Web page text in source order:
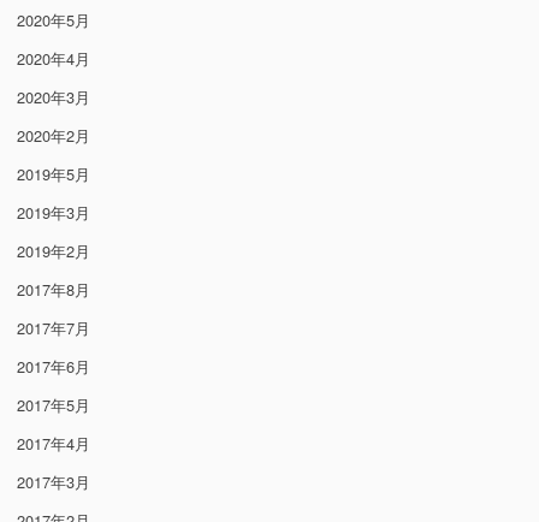
2020年5月
2020年4月
2020年3月
2020年2月
2019年5月
2019年3月
2019年2月
2017年8月
2017年7月
2017年6月
2017年5月
2017年4月
2017年3月